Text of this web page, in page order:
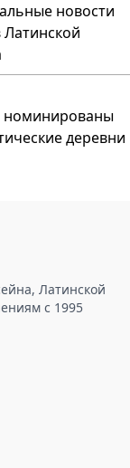
новости
номинированы
деревни
Латинской
с 1995